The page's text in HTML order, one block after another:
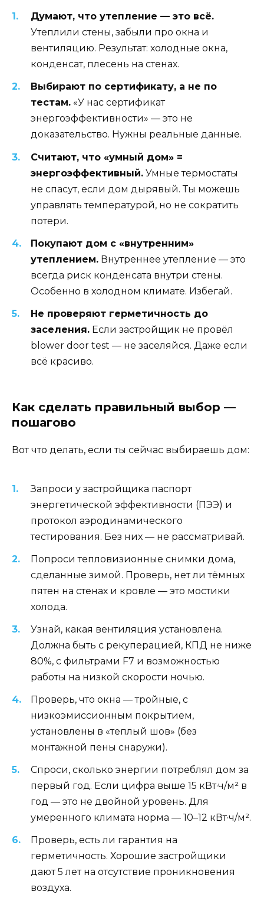
Думают, что утепление — это всё.
Утеплили стены, забыли про окна и
вентиляцию. Результат: холодные окна,
конденсат, плесень на стенах.
Выбирают по сертификату, а не по
тестам. «У нас сертификат
энергоэффективности» — это не
доказательство. Нужны реальные данные.
Считают, что «умный дом» =
энергоэффективный. Умные термостаты
не спасут, если дом дырявый. Ты можешь
управлять температурой, но не сократить
потери.
Покупают дом с «внутренним»
утеплением. Внутреннее утепление — это
всегда риск конденсата внутри стены.
Особенно в холодном климате. Избегай.
Не проверяют герметичность до
заселения. Если застройщик не провёл
blower door test — не заселяйся. Даже если
всё красиво.
Как сделать правильный выбор —
пошагово
Вот что делать, если ты сейчас выбираешь дом:
Запроси у застройщика паспорт
энергетической эффективности (ПЭЭ) и
протокол аэродинамического
тестирования. Без них — не рассматривай.
Попроси тепловизионные снимки дома,
сделанные зимой. Проверь, нет ли тёмных
пятен на стенах и кровле — это мостики
холода.
Узнай, какая вентиляция установлена.
Должна быть с рекуперацией, КПД не ниже
80%, с фильтрами F7 и возможностью
работы на низкой скорости ночью.
Проверь, что окна — тройные, с
низкоэмиссионным покрытием,
установлены в «теплый шов» (без
монтажной пены снаружи).
Спроси, сколько энергии потреблял дом за
первый год. Если цифра выше 15 кВт·ч/м² в
год — это не двойной уровень. Для
умеренного климата норма — 10–12 кВт·ч/м².
Проверь, есть ли гарантия на
герметичность. Хорошие застройщики
дают 5 лет на отсутствие проникновения
воздуха.